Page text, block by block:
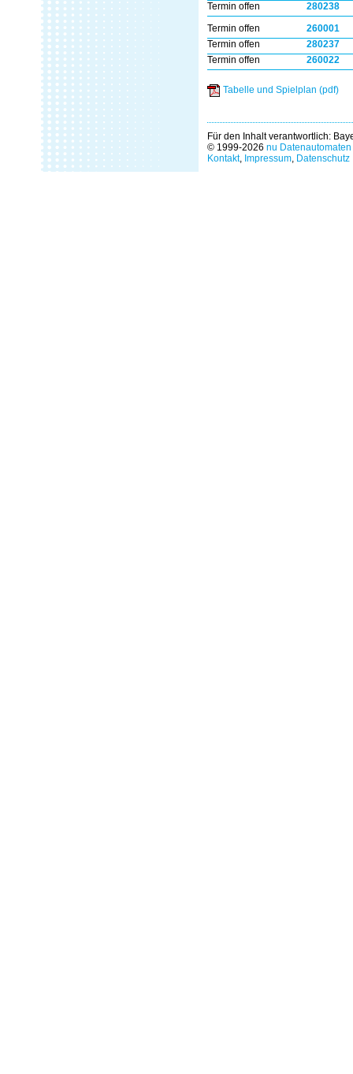
Termin offen
280238
Termin offen
260001
Termin offen
280237
Termin offen
260022
Tabelle und Spielplan (pdf)
Für den Inhalt verantwortlich:
© 1999-2026 nu
Kontakt, Impressum, Datenschutz